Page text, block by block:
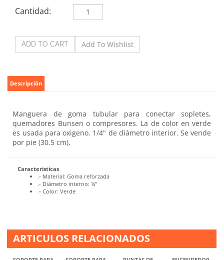
Cantidad:
Descripción
Manguera de goma tubular para conectar sopletes,
quemadores Bunsen o compresores. La de color en verde
es usada para oxigeno. 1/4" de diámetro interior. Se vende
por pie (30.5 cm).
Caracteristicas
.- Material: Goma reforzada
.- Diámetro interno: ¼”
ARTICULOS RELACIONADOS